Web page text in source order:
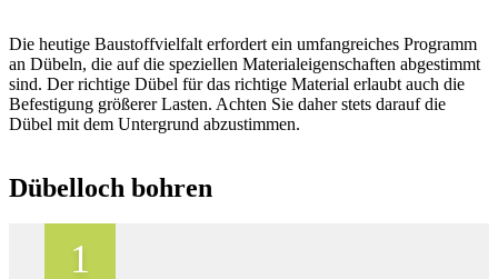
Die heutige Baustoffvielfalt erfordert ein umfangreiches Pro­gramm
an Dübeln, die auf die speziellen Materialeigenschaften abgestimmt
sind. Der richtige Dübel für das richtige Material erlaubt auch die
Befe­sti­gung grö­ße­rer Lasten. Achten Sie daher stets darauf die
Dübel mit dem Untergrund abzustimmen.
Dübelloch bohren